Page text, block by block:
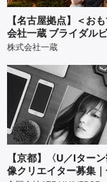
【名古屋拠点】＜お
会社一蔵 ブライダル
株式会社一蔵
【京都】〈U／Iター
像クリエイター募集